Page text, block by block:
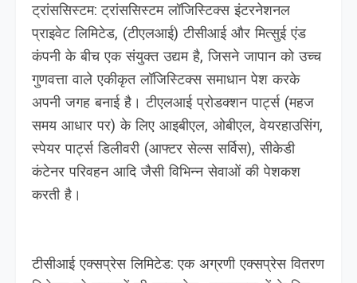
ट्रांससिस्टम: ट्रांससिस्टम लॉजिस्टिक्स इंटरनेशनल
प्राइवेट लिमिटेड, (टीएलआई) टीसीआई और मित्सुई एंड
कंपनी के बीच एक संयुक्त उद्यम है, जिसने जापान को उच्च
गुणवत्ता वाले एकीकृत लॉजिस्टिक्स समाधान पेश करके
अपनी जगह बनाई है। टीएलआई प्रोडक्‍शन पार्ट्स (महज
समय आधार पर) के लिए आइबीएल, ओबीएल, वेयरहाउसिंग,
स्‍पेयर पार्ट्स डिलीवरी (आफ्‍टर सेल्‍स सर्विस), सीकेडी
कंटेनर परिवहन आदि जैसी विभिन्‍न सेवाओं की पेशकश
करती है।
टीसीआई एक्सप्रेस लिमिटेड: एक अग्रणी एक्सप्रेस वितरण